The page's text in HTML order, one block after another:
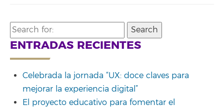
Search
for:
ENTRADAS RECIENTES
Celebrada la jornada “UX: doce claves para
mejorar la experiencia digital”
El proyecto educativo para fomentar el